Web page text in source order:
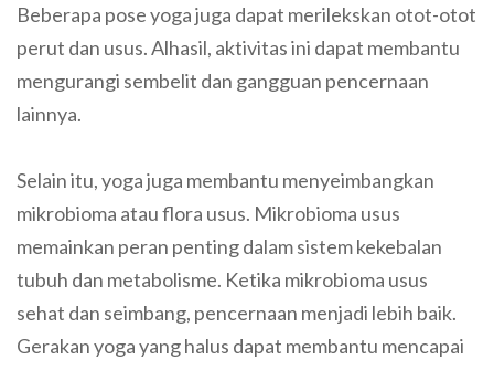
Beberapa pose yoga juga dapat merilekskan otot-otot
perut dan usus. Alhasil, aktivitas ini dapat membantu
mengurangi sembelit dan gangguan pencernaan
lainnya.
Selain itu, yoga juga membantu menyeimbangkan
mikrobioma atau flora usus. Mikrobioma usus
memainkan peran penting dalam sistem kekebalan
tubuh dan metabolisme. Ketika mikrobioma usus
sehat dan seimbang, pencernaan menjadi lebih baik.
Gerakan yoga yang halus dapat membantu mencapai